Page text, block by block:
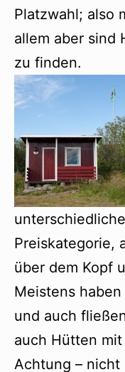
Platzwahl; also
allem aber sind
zu finden.
Preiskategorie,
über dem Kopf
Meistens
und auch
auch Hütten
Achtung – nicht